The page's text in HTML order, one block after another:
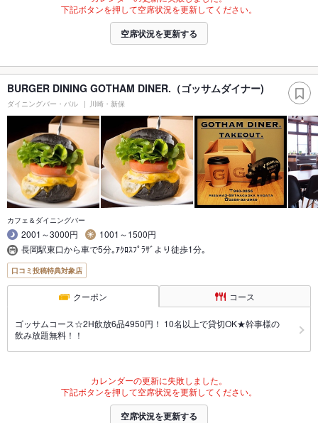
下記ボタンを押して空席状況を更新してください。
空席状況を更新する
BURGER DINING GOTHAM DINER.（ゴッサムダイナー)
ダイニングバー・バル 川崎・新保
カフェ＆ダイニングバー
2001～3000円
1001～1500円
長岡駅東口から車で5分｡ｱｸﾛｽﾌﾟﾗｻﾞより徒歩1分｡
口コミ投稿特典対象店
クーポン コース
ゴッサムコース☆2H飲放6品4950円！ 10名以上で貸切OK★幹事様の
飲み放題無料！！
カレンダーの更新に失敗しました。
下記ボタンを押して空席状況を更新してください。
空席状況を更新する